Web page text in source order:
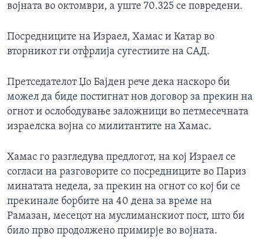
војната во октомври, а уште 70.325 се повредени.
Посредниците на Израел, Хамас и Катар во
вторникот ги отфрлија сугестиите на САД.
Претседателот Џо Бајден рече дека наскоро би
можел да биде постигнат нов договор за прекин на
огнот и ослободување заложници во петмесечната
израелска војна со милитантите на Хамас.
Хамас го разгледува предлогот, на кој Израел се
согласи на разговорите со посредниците во Париз
минатата недела, за прекин на огнот со кој би се
прекинале борбите на 40 дена за време на
Рамазан, месецот на муслиманскиот пост, што би
било прво продолжено примирје во војната.